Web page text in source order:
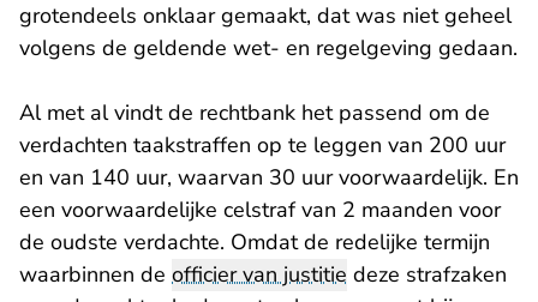
grotendeels onklaar gemaakt, dat was niet geheel
volgens de geldende wet- en regelgeving gedaan.
Al met al vindt de rechtbank het passend om de
verdachten taakstraffen op te leggen van 200 uur
en van 140 uur, waarvan 30 uur voorwaardelijk. En
een voorwaardelijke celstraf van 2 maanden voor
de oudste verdachte. Omdat de redelijke termijn
waarbinnen de officier van justitie deze strafzaken